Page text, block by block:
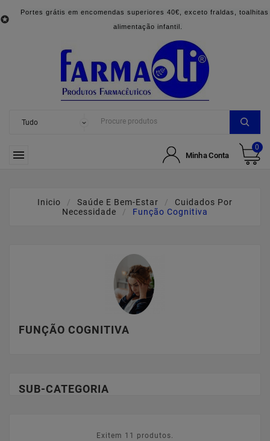

Portes grátis em encomendas superiores 40€, exceto fraldas, toalhitas
alimentação infantil.
 Minha Conta
0
Inicio Saúde E Bem-Estar
Cuidados Por
Necessidade
Função Cognitiva
FUNÇÃO COGNITIVA
SUB-CATEGORIA
Exitem 11 produtos.